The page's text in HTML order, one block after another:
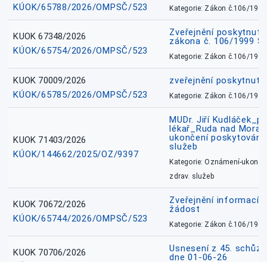
KÚOK/65788/2026/OMPSČ/523
Kategorie: Zákon č.106/1999
KUOK 67348/2026
KÚOK/65754/2026/OMPSČ/523
Zveřejnění
zákona č. 106/1999
Kategorie: Zákon č.106/1999
KUOK 70009/2026
KÚOK/65785/2026/OMPSČ/523
zveřejnění
Kategorie: Zákon č.106/1999
KUOK 71403/2026
KÚOK/144662/2025/OZ/9397
MUDr. Jiří
lékař_Ruda nad
ukončení
služeb
Kategorie: Oznámení-
zdrav. služeb
KUOK 70672/2026
KÚOK/65744/2026/OMPSČ/523
Zveřejnění informací
žádost
Kategorie: Zákon č.106/1999
KUOK 70706/2026
Usnesení z 45.
dne 01-06-26